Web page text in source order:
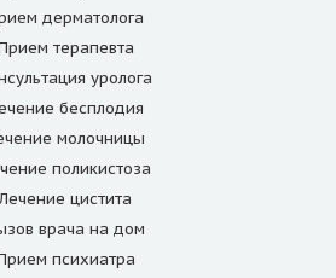
дерматолога
терапевта
уролога
бесплодия
молочницы
поликистоза
Лечение цистита
врача на дом
психиатра